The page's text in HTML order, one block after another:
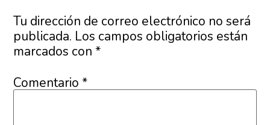
Tu dirección de correo electrónico no será
publicada. Los campos obligatorios están
marcados con*
Comentario*